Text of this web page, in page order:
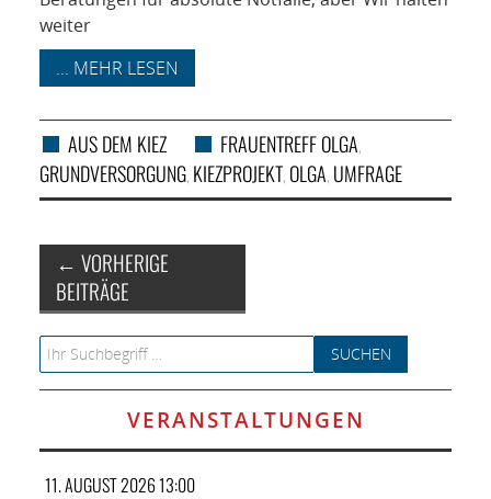
weiter
... MEHR LESEN
AUS DEM KIEZ FRAUENTREFF OLGA,
GRUNDVERSORGUNG, KIEZPROJEKT, OLGA, UMFRAGE
Artikel-Navigation
← VORHERIGE
BEITRÄGE
Search for:
VERANSTALTUNGEN
11. AUGUST 2026 13:00